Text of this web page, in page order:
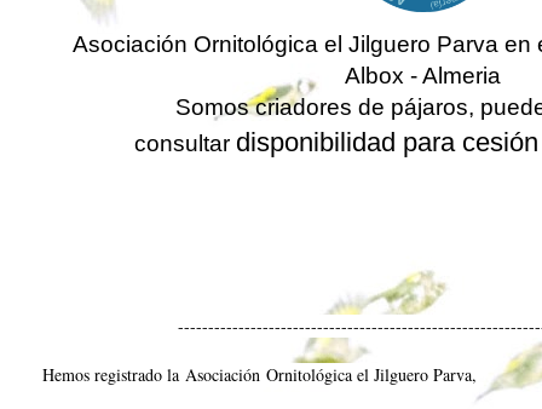
Asociación Ornitológica el Jilguero Parva en
Albox - Almeria
Somos criadores de pájaros,
consultar disponibilidad para
Hemos registrado la Asociación Ornitológica el Jilguero Parva,